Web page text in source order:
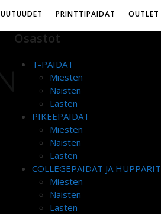
UUTUUDET PRINTTIPAIDAT OUTLET
Osastot
T-PAIDAT
Miesten
Naisten
Lasten
PIKEEPAIDAT
Miesten
Naisten
Lasten
COLLEGEPAIDAT JA HUPPARIT
Miesten
Naisten
Lasten